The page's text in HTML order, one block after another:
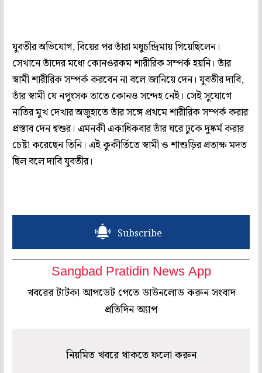
যুবতীর অভিযোগ, বিয়ের পর তাঁরা মধুচন্দ্রিমায় গিয়েছিলেন।
সেখানে তাঁদের মধ্যে কোনওরকম শারীরিক সম্পর্ক হয়নি। তাঁর
স্বামী শারীরিক সম্পর্ক করবেন না বলে জানিয়ে দেন। যুবতীর দাবি,
তাঁর স্বামী যে নপুংসক তাতে কোনও সন্দেহ নেই। সেই সুযোগে
নাতির মুখ দেখার অজুহাতে তাঁর সঙ্গে প্রথমে শারীরিক সম্পর্ক করার
প্রস্তাব দেন শ্বশুর। এমনকী একাধিকবার তাঁর ঘরে ঢুকে দুষ্কর্ম করার
চেষ্টা করেছেন তিনি। এই কুকীর্তিতে স্বামী ও শাশুড়ির প্রত্যক্ষ মদত
ছিল বলে দাবি যুবতীর।
Subscribe
Sangbad Pratidin News App
খবরের টাটকা আপডেট পেতে ডাউনলোড করুন সংবাদ
প্রতিদিন অ্যাপ
নিয়মিত খবরে থাকতে ফলো করুন